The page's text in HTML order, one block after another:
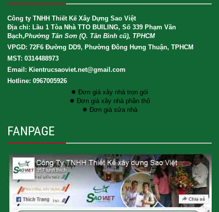
Công ty TNHH Thiết Kế Xây Dựng Sao Việt
Địa chỉ: Lầu 1 Tòa Nhà TTO BUILING, Số 339 Phạm Văn
Bạch,Phường Tân Sơn (Q. Tân Bình cũ), TPHCM
VPGD: 72F6 Đường DD9, Phường Đông Hưng Thuận, TPHCM
MST: 0314488973
Email: Kientrucsaoviet.net@gmail.com
Hotline: 0967005926
✸ Đơn giá xây nhà trọn gói
✸ Đơn giá xây nhà phần thô
✸ Đơn giá sửa nhà
FANPAGE